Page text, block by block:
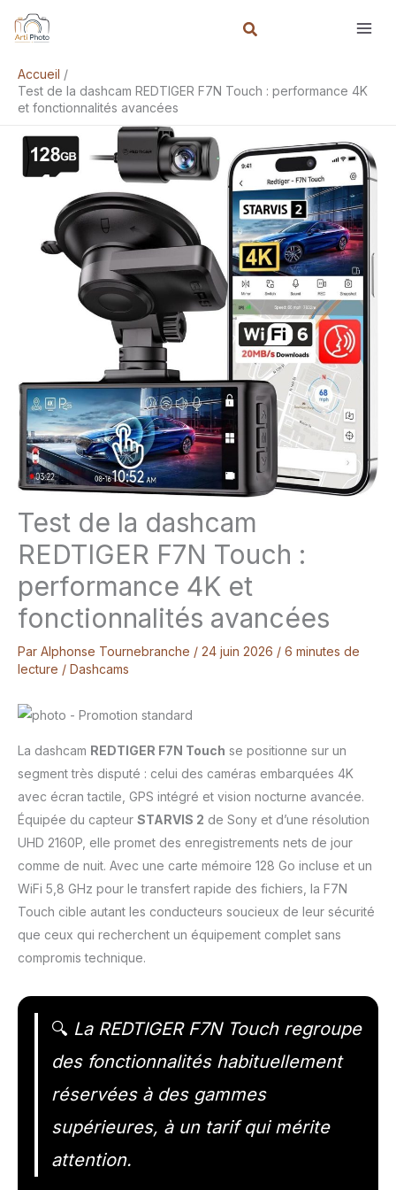
Accueil
Test de la dashcam REDTIGER F7N Touch : performance 4K
et fonctionnalités avancées
Test de la dashcam
REDTIGER F7N Touch :
performance 4K et
fonctionnalités avancées
Par Alphonse Tournebranche / 24 juin 2026 / 6 minutes de
lecture / Dashcams
La dashcam REDTIGER F7N Touch se positionne sur un
segment très disputé : celui des caméras embarquées 4K
avec écran tactile, GPS intégré et vision nocturne avancée.
Équipée du capteur STARVIS 2 de Sony et d’une résolution
UHD 2160P, elle promet des enregistrements nets de jour
comme de nuit. Avec une carte mémoire 128 Go incluse et un
WiFi 5,8 GHz pour le transfert rapide des fichiers, la F7N
Touch cible autant les conducteurs soucieux de leur sécurité
que ceux qui recherchent un équipement complet sans
compromis technique.
🔍 La REDTIGER F7N Touch regroupe
des fonctionnalités habituellement
réservées à des gammes
supérieures, à un tarif qui mérite
attention.
Rechercher